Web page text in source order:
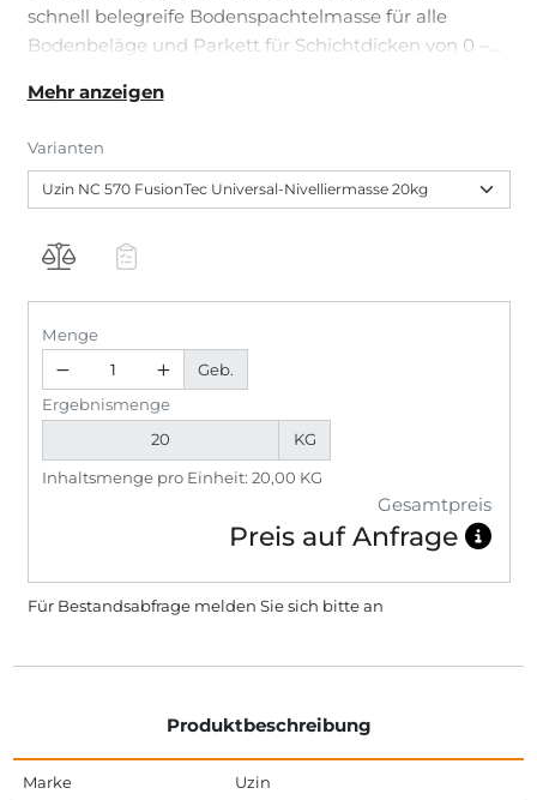
schnell belegreife Bodenspachtelmasse für alle
Bodenbeläge und Parkett für Schichtdicken von 0 –
Mehr anzeigen
Varianten
Menge
Geb.
Ergebnismenge
KG
Inhaltsmenge pro Einheit: 20,00 KG
Gesamtpreis
Preis auf Anfrage
Für Bestandsabfrage melden Sie sich bittean
Produktbeschreibung
Marke Uzin